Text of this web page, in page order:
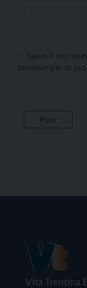
Salva il mio
browser per la
Vita Trentina